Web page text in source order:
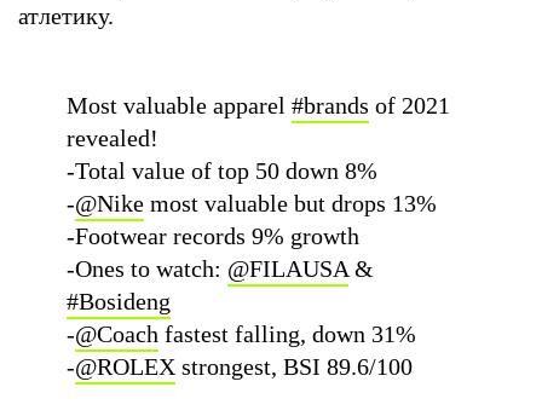
атлетику.
Most valuable apparel #brands of 2021
revealed!
-Total value of top 50 down 8%
-@Nike most valuable but drops 13%
-Footwear records 9% growth
-Ones to watch: @FILAUSA &
#Bosideng
-@Coach fastest falling, down 31%
-@ROLEX strongest, BSI 89.6/100